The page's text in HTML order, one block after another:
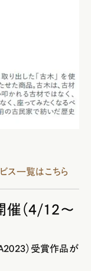
ス一覧はこちら
催（4/12～
）受賞作品が